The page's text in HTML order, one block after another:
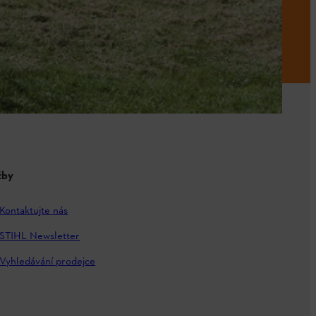
Kontaktujte nás
STIHL Newsletter
Vyhledávání prodejce